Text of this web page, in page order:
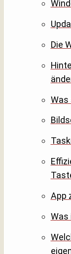
Die
Was
App